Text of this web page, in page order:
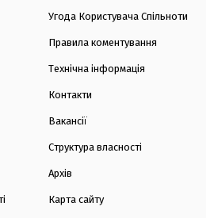
Угода Користувача Спільноти
Правила коментування
Технічна інформація
Контакти
Вакансії
Структура власності
Архів
Карта сайту